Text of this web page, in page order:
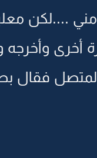
مني ....لكن
أخرى
المتصل فقال